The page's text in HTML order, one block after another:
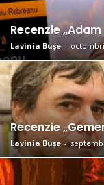
Recenzie
Lavinia Bușe -
Recenzie
Lavinia Bușe -